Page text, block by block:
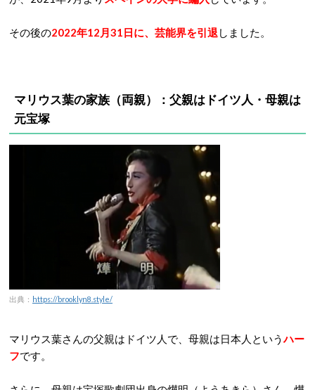
その後の2022年12月31日に、芸能界を引退 しました。
マリウス葉の家族（両親）：父親はドイツ人・母親は
元宝塚
出典： https://brooklyn8.style/
マリウス葉さんの父親はドイツ人で、母親は日本人というハー
フです。